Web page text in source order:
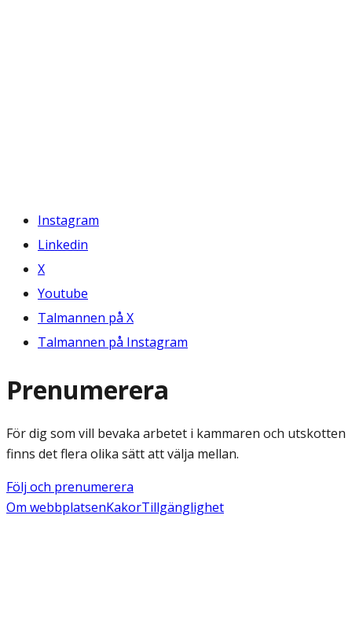
Instagram
Linkedin
X
Youtube
Talmannen på X
Talmannen på Instagram
Prenumerera
För dig som vill bevaka arbetet i kammaren och utskotten
finns det flera olika sätt att välja mellan.
Följ och prenumerera
Om webbplatsenKakorTillgänglighet